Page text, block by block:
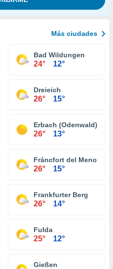
Más ciudades
Bad Wildungen
24° 12°
Dreieich
26° 15°
Erbach (Odenwald)
26° 13°
Fráncfort del Meno
26° 15°
Frankfurter Berg
26° 14°
Fulda
25° 12°
Gießen